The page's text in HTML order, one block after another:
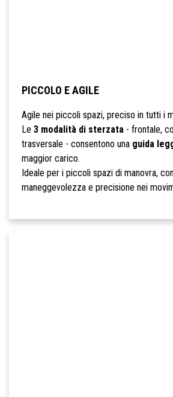
PICCOLO E AGILE
Agile nei piccoli spazi, preciso in tutti i
Le 3 modalità di sterzata- frontale,
trasversale - consentono una guida
maggior carico.
Ideale per i piccoli spazi di manovra,
maneggevolezza e precisione nei